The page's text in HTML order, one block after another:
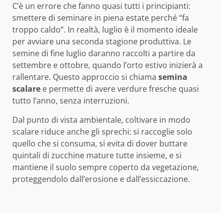
C’è un errore che fanno quasi tutti i principianti:
smettere di seminare in piena estate perché “fa
troppo caldo”. In realtà, luglio è il momento ideale
per avviare una seconda stagione produttiva. Le
semine di fine luglio daranno raccolti a partire da
settembre e ottobre, quando l’orto estivo inizierà a
rallentare. Questo approccio si chiama semina
scalare e permette di avere verdure fresche quasi
tutto l’anno, senza interruzioni.
Dal punto di vista ambientale, coltivare in modo
scalare riduce anche gli sprechi: si raccoglie solo
quello che si consuma, si evita di dover buttare
quintali di zucchine mature tutte insieme, e si
mantiene il suolo sempre coperto da vegetazione,
proteggendolo dall’erosione e dall’essiccazione.